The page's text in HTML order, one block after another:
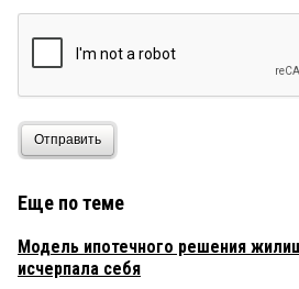
Отправить
Еще по теме
Модель ипотечного решения
исчерпала себя